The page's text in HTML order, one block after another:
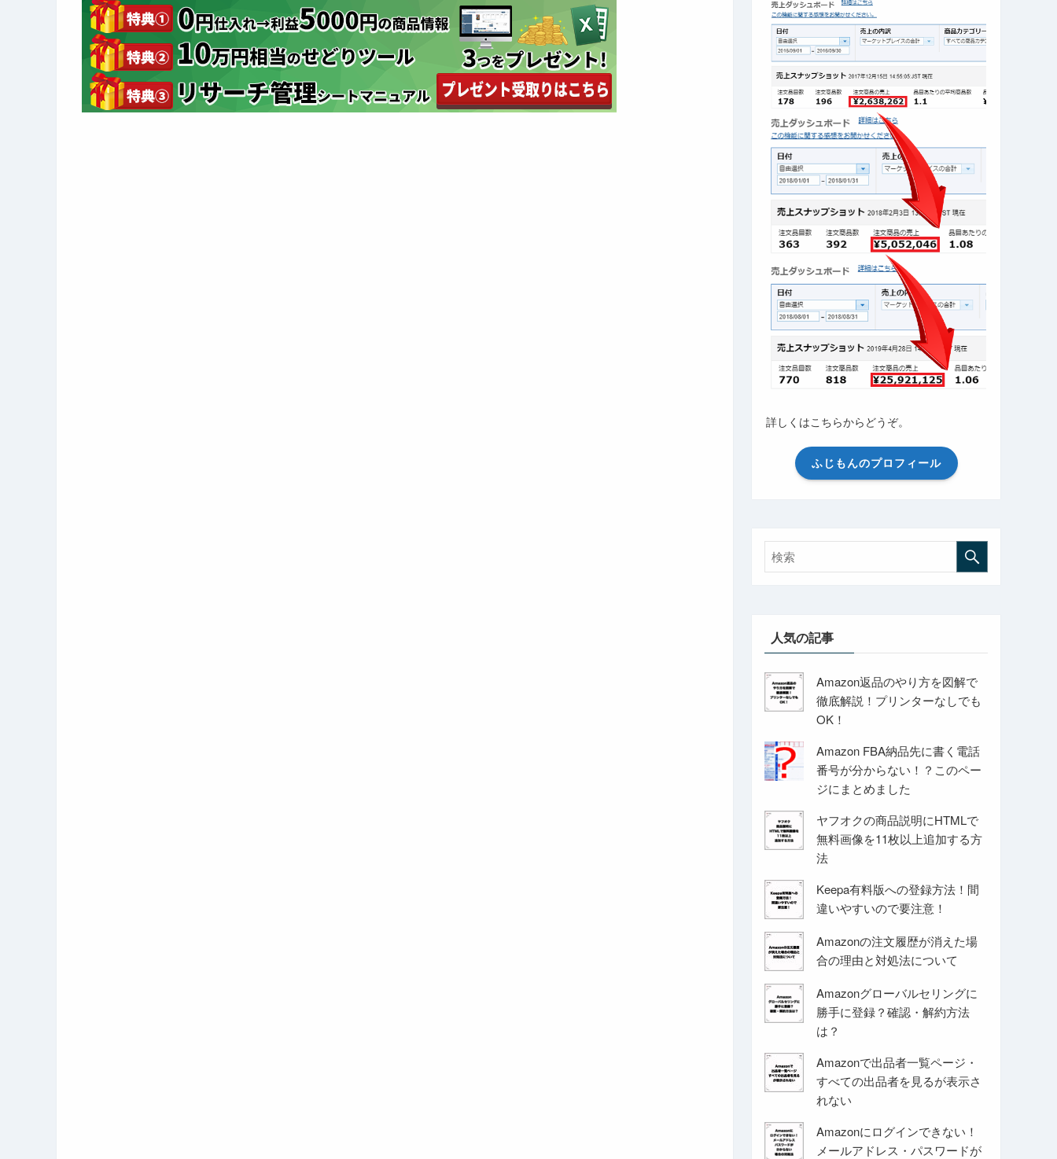
詳しくはこちらからどうぞ。
ふじもんのプロフィール
人気の記事
Amazon返品のやり方を図解で
徹底解説！プリンターなしでも
OK！
Amazon FBA納品先に書く電話
番号が分からない！？このペー
ジにまとめました
ヤフオクの商品説明にHTMLで
無料画像を11枚以上追加する方
法
Keepa有料版への登録方法！間
違いやすいので要注意！
Amazonの注文履歴が消えた場
合の理由と対処法について
Amazonグローバルセリングに
勝手に登録？確認・解約方法
は？
Amazonで出品者一覧ページ・
すべての出品者を見るが表示さ
れない
Amazonにログインできない！
メールアドレス・パスワードが